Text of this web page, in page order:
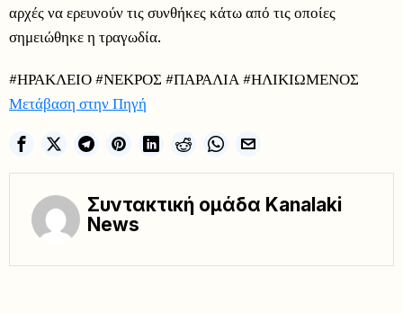
αρχές να ερευνούν τις συνθήκες κάτω από τις οποίες
σημειώθηκε η τραγωδία.
#ΗΡΑΚΛΕΙΟ #ΝΕΚΡΟΣ #ΠΑΡΑΛΙΑ #ΗΛΙΚΙΩΜΕΝΟΣ
Μετάβαση στην Πηγή
Συντακτική ομάδα Kanalaki
News